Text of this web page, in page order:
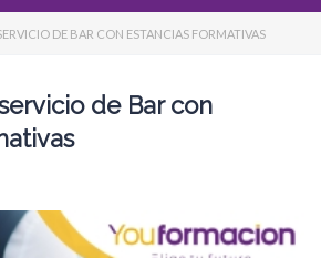
DE BAR CON ESTANCIAS FORMATIVAS
de Bar con